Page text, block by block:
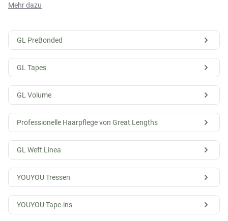
Mehr dazu
GL PreBonded
GL Tapes
GL Volume
Professionelle Haarpflege von Great Lengths
GL Weft Linea
YOUYOU Tressen
YOUYOU Tape-ins